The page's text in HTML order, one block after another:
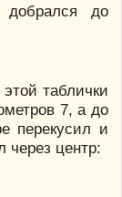
до
таблички
7, а до
перекусил и
через центр: